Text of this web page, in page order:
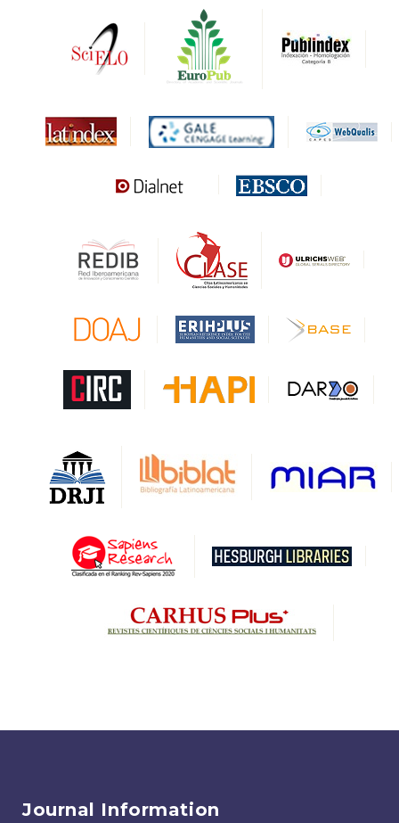
DARDO
MIAR
Sapiens Research
Gale Cengage Learning
Journal Information